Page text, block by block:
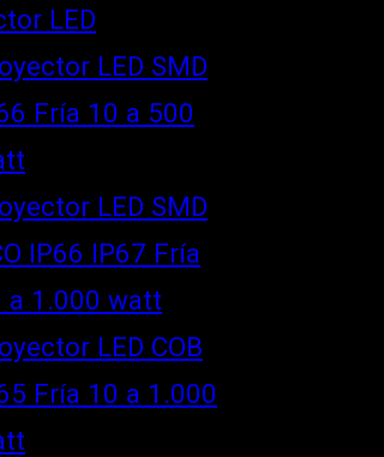
LED
LED SMD
Fría 10 a 500
LED SMD
IP66 IP67 Fría
a 1.000 watt
LED COB
Fría 10 a 1.000